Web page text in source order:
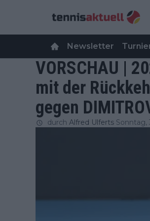
Newsletter
VORSCHAU |
mit der
gegen
durch Alfred Ulferts Sonntag,